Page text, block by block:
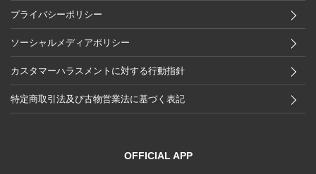
プライバシーポリシー
ソーシャルメディアポリシー
カスタマーハラスメントに対する行動指針
特定商取引法及び古物営業法に基づく表記
OFFICIAL APP